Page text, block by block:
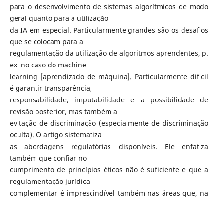
para o desenvolvimento de sistemas algorítmicos de modo
geral quanto para a utilização
da IA em especial. Particularmente grandes são os desafios
que se colocam para a
regulamentação da utilização de algoritmos aprendentes, p.
ex. no caso do machine
learning [aprendizado de máquina]. Particularmente difícil
é garantir transparência,
responsabilidade, imputabilidade e a possibilidade de
revisão posterior, mas também a
evitação de discriminação (especialmente de discriminação
oculta). O artigo sistematiza
as abordagens regulatórias disponíveis. Ele enfatiza
também que confiar no
cumprimento de princípios éticos não é suficiente e que a
regulamentação jurídica
complementar é imprescindível também nas áreas que, na